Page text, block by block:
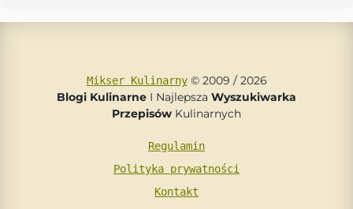
Mikser Kulinarny© 2009 / 2026
Blogi Kulinarne I Najlepsza Wyszukiwarka
Przepisów Kulinarnych
Regulamin
Polityka prywatności
Kontakt